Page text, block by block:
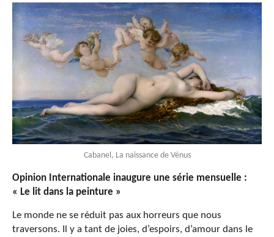
Cabanel, La naissance de Vénus
Opinion Internationale inaugure une série mensuelle :
« Le lit dans la peinture »
Le monde ne se réduit pas aux horreurs que nous
traversons. Il y a tant de joies, d’espoirs, d’amour dans le